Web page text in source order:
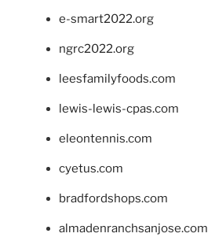
e-smart2022.org
ngrc2022.org
leesfamilyfoods.com
lewis-lewis-cpas.com
eleontennis.com
cyetus.com
bradfordshops.com
almadenranchsanjose.com